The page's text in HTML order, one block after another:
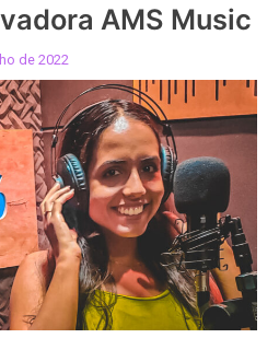
AMS Music
de 2022